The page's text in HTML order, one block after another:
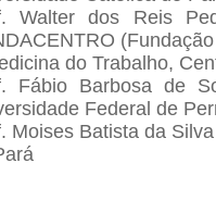
Walter dos Reis
do Trabalho,
Fábio Barbosa de
Federal de
Moises Batista da